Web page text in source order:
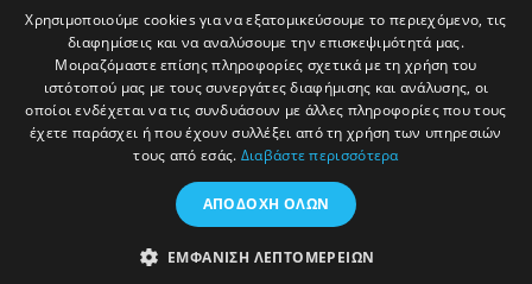
E-Learning
© 2016-2026 In Deep Analysis - All rights reserved.
Πολιτική Cookies Πολιτική Απορρήτου
Χρησιμοποιούμε cookies για να εξατομικεύσουμε το περιεχόμενο, τις
διαφημίσεις και να αναλύσουμε την επισκεψιμότητά μας.
Μοιραζόμαστε επίσης πληροφορίες σχετικά με τη χρήση του
ιστότοπού μας με τους συνεργάτες διαφήμισης και ανάλυσης, οι
οποίοι ενδέχεται να τις συνδυάσουν με άλλες πληροφορίες που τους
έχετε παράσχει ή που έχουν συλλέξει από τη χρήση των υπηρεσιών
τους από εσάς. Διαβάστε περισσότερα
ΑΠΟΔΟΧΉ ΌΛΩΝ
ΕΜΦΆΝΙΣΗ ΛΕΠΤΟΜΕΡΕΙΏΝ